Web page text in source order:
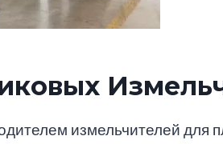
измельчителей для